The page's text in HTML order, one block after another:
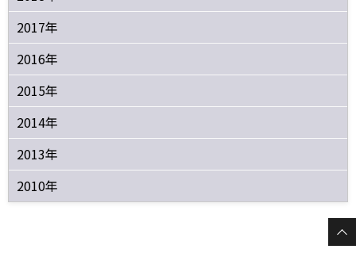
2017年
2016年
2015年
2014年
2013年
2010年